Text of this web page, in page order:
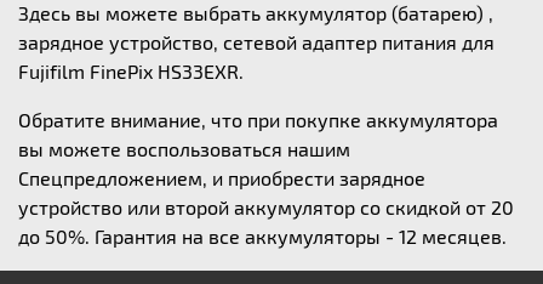
Здесь вы можете выбрать аккумулятор (батарею) ,
зарядное устройство, сетевой адаптер питания для
Fujifilm FinePix HS33EXR.
Обратите внимание, что при покупке аккумулятора
вы можете воспользоваться нашим
Спецпредложением, и приобрести зарядное
устройство или второй аккумулятор со скидкой от 20
до 50%. Гарантия на все аккумуляторы - 12 месяцев.